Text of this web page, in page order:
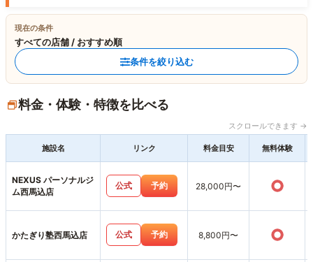
現在の条件
すべての店舗 / おすすめ順
条件を絞り込む
料金・体験・特徴を比べる
スクロールできます →
施設名 リンク 料金目安 無料体験
NEXUS パーソナルジ
ム西馬込店
公式 予約 28,000円〜 ○
かたぎり塾西馬込店 公式 予約 8,800円〜 ○